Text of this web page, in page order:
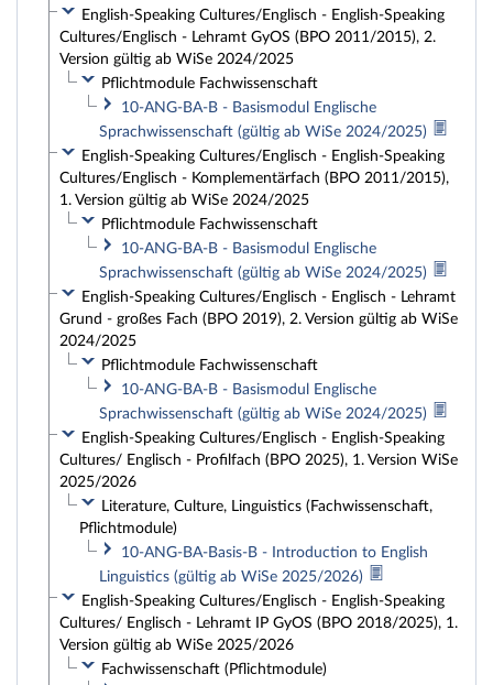
English-Speaking Cultures/Englisch - English-Speaking
Cultures/Englisch - Lehramt GyOS (BPO 2011/2015), 2.
Version gültig ab WiSe 2024/2025
Pflichtmodule Fachwissenschaft
10-ANG-BA-B - Basismodul Englische
Sprachwissenschaft (gültig ab WiSe 2024/2025)
English-Speaking Cultures/Englisch - English-Speaking
Cultures/Englisch - Komplementärfach (BPO 2011/2015),
1. Version gültig ab WiSe 2024/2025
Pflichtmodule Fachwissenschaft
10-ANG-BA-B - Basismodul Englische
Sprachwissenschaft (gültig ab WiSe 2024/2025)
English-Speaking Cultures/Englisch - Englisch - Lehramt
Grund - großes Fach (BPO 2019), 2. Version gültig ab WiSe
2024/2025
Pflichtmodule Fachwissenschaft
10-ANG-BA-B - Basismodul Englische
Sprachwissenschaft (gültig ab WiSe 2024/2025)
English-Speaking Cultures/Englisch - English-Speaking
Cultures/ Englisch - Profilfach (BPO 2025), 1. Version WiSe
2025/2026
Literature, Culture, Linguistics (Fachwissenschaft,
Pflichtmodule)
10-ANG-BA-Basis-B - Introduction to English
Linguistics (gültig ab WiSe 2025/2026)
English-Speaking Cultures/Englisch - English-Speaking
Cultures/ Englisch - Lehramt IP GyOS (BPO 2018/2025), 1.
Version gültig ab WiSe 2025/2026
Fachwissenschaft (Pflichtmodule)